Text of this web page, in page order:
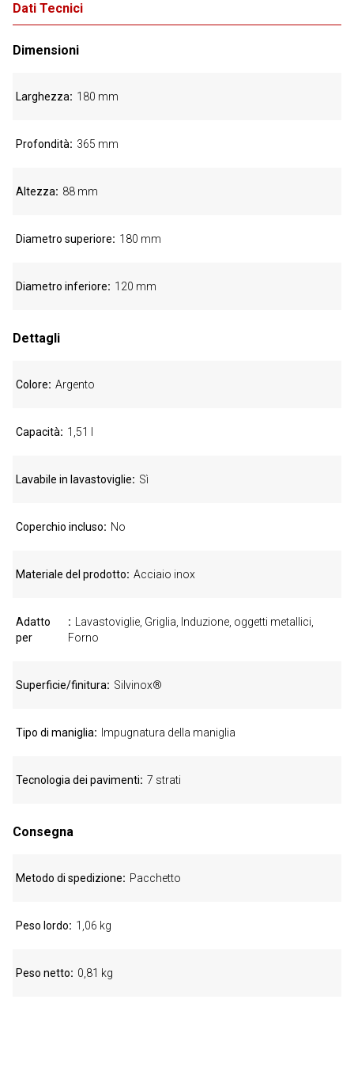
Dati Tecnici
Dimensioni
Larghezza 180 mm
Profondità 365 mm
Altezza 88 mm
Diametro superiore 180 mm
Diametro inferiore 120 mm
Dettagli
Colore Argento
Capacità 1,51 l
Lavabile in lavastoviglie Sì
Coperchio incluso No
Materiale del prodotto Acciaio inox
Adatto
per
Lavastoviglie, Griglia, Induzione, oggetti metallici,
Forno
Superficie/finitura Silvinox®
Tipo di maniglia Impugnatura della maniglia
Tecnologia dei pavimenti 7 strati
Consegna
Metodo di spedizione Pacchetto
Peso lordo 1,06 kg
Peso netto 0,81 kg